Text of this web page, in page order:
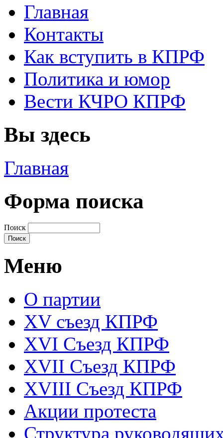
Главная
Контакты
Как вступить в КПРФ
Политика и юмор
Вести КЧРО КПРФ
Вы здесь
Главная
Форма поиска
Поиск
Меню
О партии
XV съезд КПРФ
XVI Съезд КПРФ
XVII Cъезд КПРФ
XVIII Cъезд КПРФ
Акции протеста
Структура